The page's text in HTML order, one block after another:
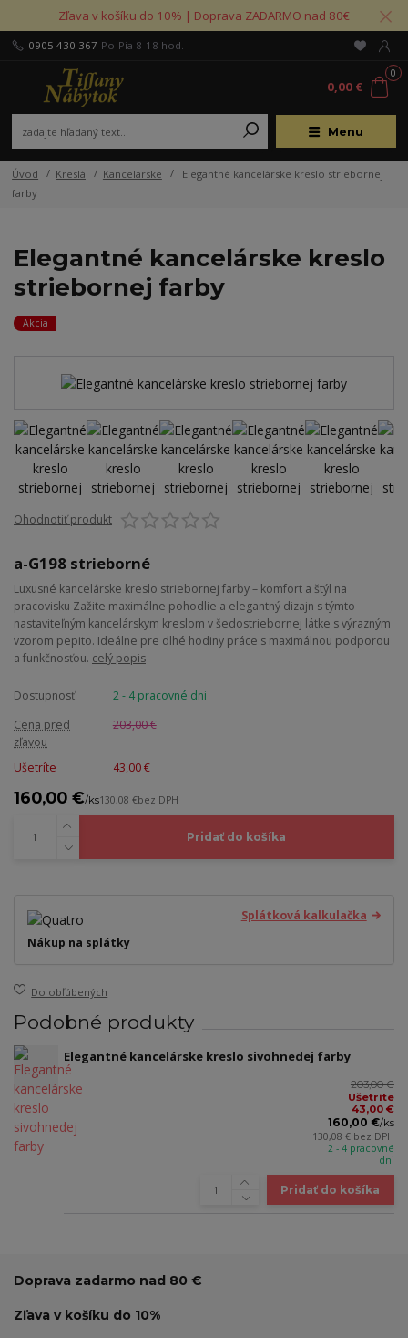
Zľava v košíku do 10% | Doprava ZADARMO nad 80€
Menu
0905 430 367 Po-Pia 8-18 hod.
0
0,00 €
Úvod Kreslá Kancelárske
Elegantné kancelárske kreslo striebornej
farby
Elegantné kancelárske kreslo
striebornej farby
Akcia
Ohodnotiť produkt
a-G198 strieborné
Luxusné kancelárske kreslo striebornej farby – komfort a štýl na
pracovisku Zažite maximálne pohodlie a elegantný dizajn s týmto
nastaviteľným kancelárskym kreslom v šedostriebornej látke s výrazným
vzorom pepito. Ideálne pre dlhé hodiny práce s maximálnou podporou
a funkčnosťou. celý popis
Dostupnosť
2 - 4 pracovné dni
Cena pred
zľavou
203,00 €
Ušetríte 43,00 €
160,00 €/ks130,08 €bez DPH
Pridať do košíka
Splátková kalkulačka
Nákup na splátky
Do obľúbených
Podobné produkty
Elegantné kancelárske kreslo sivohnedej farby
203,00 €
Ušetríte
43,00 €
160,00 €/ks
130,08 € bez DPH
2 - 4 pracovné
dni
Pridať do košíka
Doprava zadarmo nad 80 €
Zľava v košíku do 10%